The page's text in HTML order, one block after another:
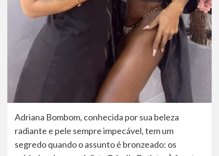
Adriana Bombom, conhecida por sua beleza
radiante e pele sempre impecável, tem um
segredo quando o assunto é bronzeado: os